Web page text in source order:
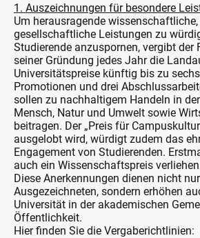
1. Auszeichnungen für besondere
Um herausragende
gesellschaftliche Leistungen zu
Studierende anzuspornen, vergibt der
seiner Gründung jedes Jahr die
Universitätspreise künftig bis zu
Promotionen und drei
sollen zu nachhaltigem Handeln in
Mensch, Natur und Umwelt sowie
beitragen. Der „Preis für
ausgelobt wird, würdigt zudem das
Engagement von Studierenden.
auch ein Wissenschaftspreis
Diese Anerkennungen dienen nicht
Ausgezeichneten, sondern erhöhen
Universität in der akademischen
Öffentlichkeit.
Hier finden Sie die Vergaberichtlinien: